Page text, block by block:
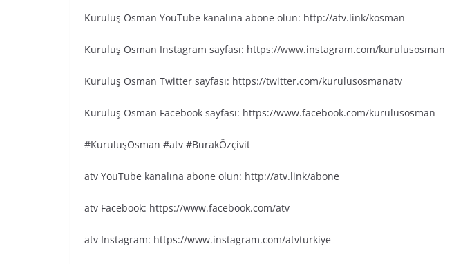
Kuruluş Osman YouTube kanalına abone olun: http://atv.link/kosman
Kuruluş Osman Instagram sayfası: https://www.instagram.com/kurulusosman
Kuruluş Osman Twitter sayfası: https://twitter.com/kurulusosmanatv
Kuruluş Osman Facebook sayfası: https://www.facebook.com/kurulusosman
#KuruluşOsman #atv #BurakÖzçivit
atv YouTube kanalına abone olun: http://atv.link/abone
atv Facebook: https://www.facebook.com/atv
atv Instagram: https://www.instagram.com/atvturkiye